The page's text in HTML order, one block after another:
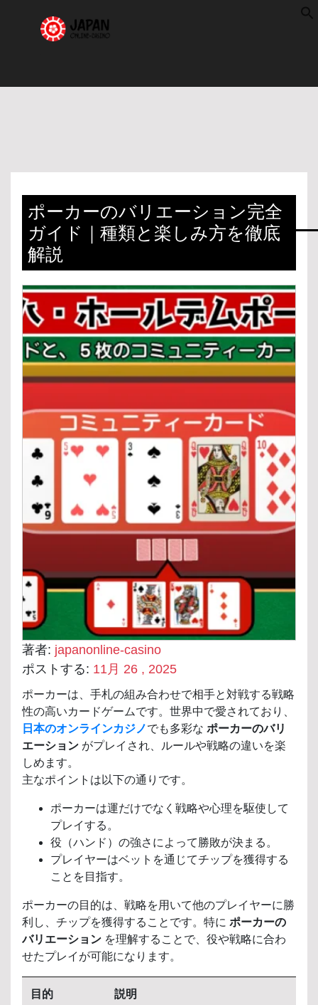
ポーカーのバリエーション完全
ガイド｜種類と楽しみ方を徹底
解説
著者: japanonline-casino
ポストする: 11月 26 , 2025
ポーカーは、手札の組み合わせで相手と対戦する戦略
性の高いカードゲームです。世界中で愛されており、
日本のオンラインカジノでも多彩な ポーカーのバリ
エーション がプレイされ、ルールや戦略の違いを楽
しめます。
主なポイントは以下の通りです。
ポーカーは運だけでなく戦略や心理を駆使して
プレイする。
役（ハンド）の強さによって勝敗が決まる。
プレイヤーはベットを通じてチップを獲得する
ことを目指す。
ポーカーの目的は、戦略を用いて他のプレイヤーに勝
利し、チップを獲得することです。特に ポーカーの
バリエーション を理解することで、役や戦略に合わ
せたプレイが可能になります。
目的 説明